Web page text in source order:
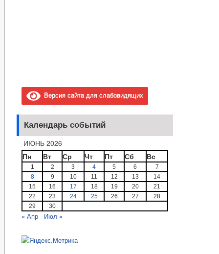
Версия сайта для слабовидящих
Календарь событий
ИЮНЬ 2026
Пн
Вт Ср Чт Пт Сб Вс
1 2 3 4 5 6
7
8
9 10 11 12 13
14
15
16 17 18 19 20
21
22
23 24 25 26 27
28
29
30
« Апр Июл »